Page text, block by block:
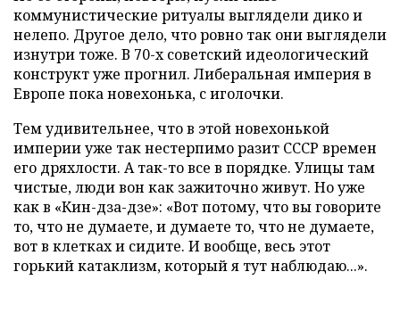
коммунистические ритуалы выглядели дико и
нелепо. Другое дело, что ровно так они выглядели
изнутри тоже. В 70-х советский идеологический
конструкт уже прогнил. Либеральная империя в
Европе пока новехонька, с иголочки.
Тем удивительнее, что в этой новехонькой
империи уже так нестерпимо разит СССР времен
его дряхлости. А так-то все в порядке. Улицы там
чистые, люди вон как зажиточно живут. Но уже
как в «Кин-дза-дзе»: «Вот потому, что вы говорите
то, что не думаете, и думаете то, что не думаете,
вот в клетках и сидите. И вообще, весь этот
горький катаклизм, который я тут наблюдаю...».